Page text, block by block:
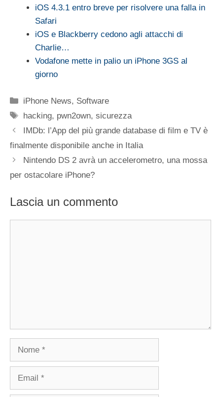
iOS 4.3.1 entro breve per risolvere una falla in
Safari
iOS e Blackberry cedono agli attacchi di
Charlie…
Vodafone mette in palio un iPhone 3GS al
giorno
Categorie
iPhone News, Software
Tag
hacking, pwn2own,sicurezza
IMDb: l’App del più grande database di film e TV è
finalmente disponibile anche in Italia
Nintendo DS 2 avrà un accelerometro, una mossa
per ostacolare iPhone?
Lascia un commento
Nome
Email